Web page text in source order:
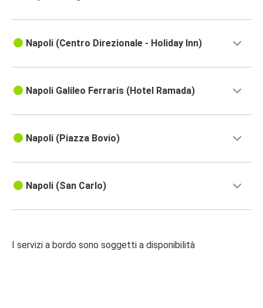
Napoli (Centro Direzionale - Holiday Inn)
Napoli Galileo Ferraris (Hotel Ramada)
Napoli (Piazza Bovio)
Napoli (San Carlo)
I servizi a bordo sono soggetti a disponibilità